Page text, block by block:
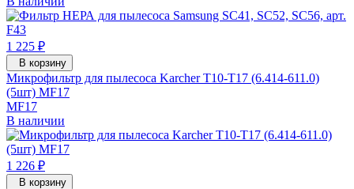
1 225 ₽
В корзину
Микрофильтр для пылесоса Karcher T10-T17 (6.414-611.0)
(5шт) MF17
MF17
В наличии
1 226 ₽
В корзину